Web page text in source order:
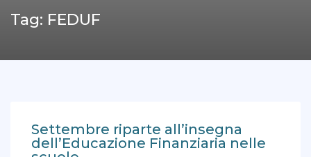
Tag: FEDUF
Settembre riparte all’insegna
dell’Educazione Finanziaria nelle